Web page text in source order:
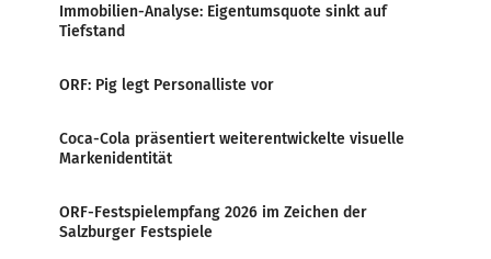
Immobilien-Analyse: Eigentumsquote sinkt auf
Tiefstand
ORF: Pig legt Personalliste vor
Coca-Cola präsentiert weiterentwickelte visuelle
Markenidentität
ORF-Festspielempfang 2026 im Zeichen der
Salzburger Festspiele